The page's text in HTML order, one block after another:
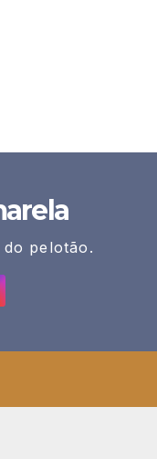
pelotão.